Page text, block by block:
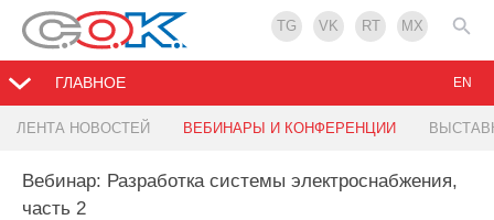
TG VK RT MX
ГЛАВНОЕ
ЛЕНТА НОВОСТЕЙ ВЕБИНАРЫ И КОНФЕРЕНЦИИ
EN
Вебинар: Разработка системы электроснабжения,
часть 2